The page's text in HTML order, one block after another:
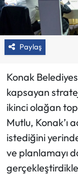
Paylaş
Konak
kapsayan
ikinci olağan
Mutlu, Konak’ı
istediğini
ve planlamayı